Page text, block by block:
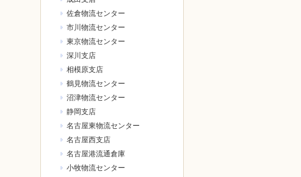
佐倉物流センター
市川物流センター
東京物流センター
深川支店
相模原支店
鶴見物流センター
沼津物流センター
静岡支店
名古屋東物流センター
名古屋西支店
名古屋港流通倉庫
小牧物流センター